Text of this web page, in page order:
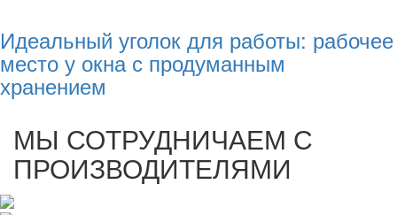
Идеальный уголок для работы: рабочее
место у окна с продуманным
хранением
МЫ СОТРУДНИЧАЕМ С
ПРОИЗВОДИТЕЛЯМИ